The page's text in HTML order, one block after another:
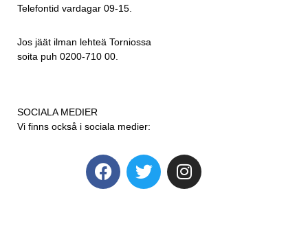
Telefontid vardagar 09-15.
Jos jäät ilman lehteä Torniossa
soita puh 0200-710 00.
SOCIALA MEDIER
Vi finns också i sociala medier: